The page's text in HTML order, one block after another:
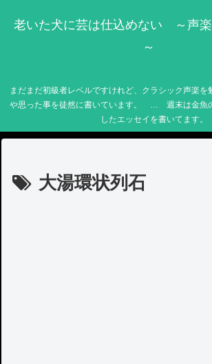
老いた犬に芸は仕込めない ～声
～
まだまだ初級者レベルですけれど、クラシック声楽を
や思った事を徒然に書いています。 … 週末は金魚
したエッセイを書いてます。
大湯環状列石